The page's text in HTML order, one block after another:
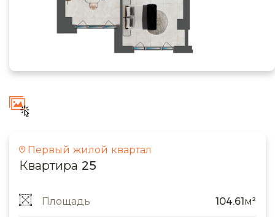
Первый жилой квартал
Квартира 25
Площадь 104.61м²